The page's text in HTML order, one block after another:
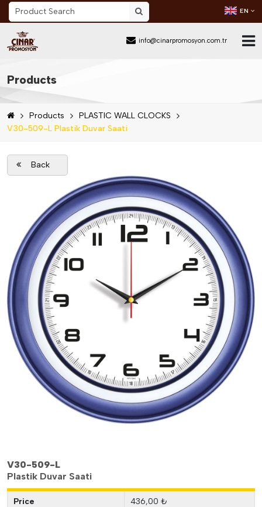
info@cinarpromosyon.com.tr
EN
About Us
Sector
Mail Order
Catalog Download
Contact
Products
Products
PLASTIC WALL CLOCKS
V30-509-L Plastik Duvar Saati
Back
V30-509-L
Plastik Duvar Saati
Price 436,00 ₺